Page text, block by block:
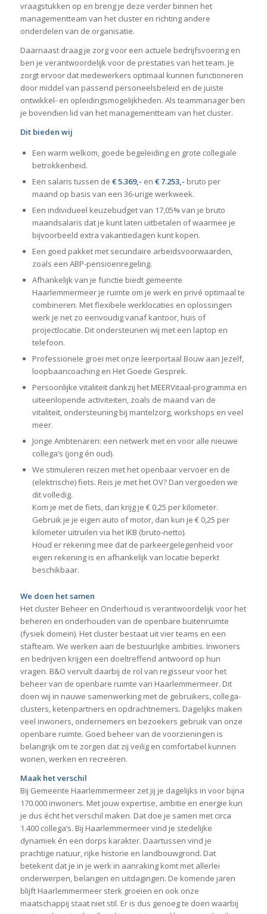
vraagstukken op en breng je deze verder binnen het
managementteam van het cluster en richting andere
onderdelen van de organisatie.
Daarnaast draag je zorg voor een actuele bedrijfsvoering en
ben je verantwoordelijk voor de prestaties van het team. Je
zorgt ervoor dat medewerkers optimaal kunnen functioneren
door middel van passend personeelsbeleid en de juiste
ontwikkel- en opleidingsmogelijkheden. Als teammanager ben
je bovendien lid van het managementteam van het cluster.
Dit bieden wij
Een warm welkom, goede begeleiding en grote collegiale
betrokkenheid.
Een salaris tussen de € 5.369,- en € 7.253,- bruto per
maand op basis van een 36-urige werkweek.
Een individueel keuzebudget van 17,05% van je bruto
maandsalaris dat je kunt laten uitbetalen of waarmee je
bijvoorbeeld extra vakantiedagen kunt kopen.
Een goed pakket met secundaire arbeidsvoorwaarden,
zoals een ABP-pensioenregeling.
Afhankelijk van je functie biedt gemeente
Haarlemmermeer je ruimte om je werk en privé optimaal te
combineren. Met flexibele werklocaties en oplossingen
werk je net zo eenvoudig vanaf kantoor, huis of
projectlocatie. Dit ondersteunen wij met een laptop en
telefoon.
Professionele groei met onze leerportaal Bouw aan Jezelf,
loopbaancoaching en Het Goede Gesprek.
Persoonlijke vitaliteit dankzij het MEERVitaal-programma en
uiteenlopende activiteiten, zoals de maand van de
vitaliteit, ondersteuning bij mantelzorg, workshops en veel
meer.
Jonge Ambtenaren: een netwerk met en voor alle nieuwe
collega’s (jong én oud).
We stimuleren reizen met het openbaar vervoer en de
(elektrische) fiets. Reis je met het OV? Dan vergoeden we
dit volledig.
Kom je met de fiets, dan krijg je € 0,25 per kilometer.
Gebruik je je eigen auto of motor, dan kun je € 0,25 per
kilometer uitruilen via het IKB (bruto-netto).
Houd er rekening mee dat de parkeergelegenheid voor
eigen rekening is en afhankelijk van locatie beperkt
beschikbaar.
We doen het samen
Het cluster Beheer en Onderhoud is verantwoordelijk voor het
beheren en onderhouden van de openbare buitenruimte
(fysiek domein). Het cluster bestaat uit vier teams en een
stafteam. We werken aan de bestuurlijke ambities. Inwoners
en bedrijven krijgen een doeltreffend antwoord op hun
vragen. B&O vervult daarbij de rol van regisseur voor het
beheer van de openbare ruimte van Haarlemmermeer. Dit
doen wij in nauwe samenwerking met de gebruikers, collega-
clusters, ketenpartners en opdrachtnemers. Dagelijks maken
veel inwoners, ondernemers en bezoekers gebruik van onze
openbare ruimte. Goed beheer van de voorzieningen is
belangrijk om te zorgen dat zij veilig en comfortabel kunnen
wonen, werken en recreëren.
Maak het verschil
Bij Gemeente Haarlemmermeer zet jij je dagelijks in voor bijna
170.000 inwoners. Met jouw expertise, ambitie en energie kun
je dus écht het verschil maken. Dat doe je samen met circa
1.400 collega’s. Bij Haarlemmermeer vind je stedelijke
dynamiek én een dorps karakter. Daartussen vind je
prachtige natuur, rijke historie en landbouwgrond. Dat
betekent dat je in je werk in aanraking komt met allerlei
onderwerpen, belangen en uitdagingen. De komende jaren
blijft Haarlemmermeer sterk groeien en ook onze
maatschappij staat niet stil. Er is dus genoeg te doen waarbij